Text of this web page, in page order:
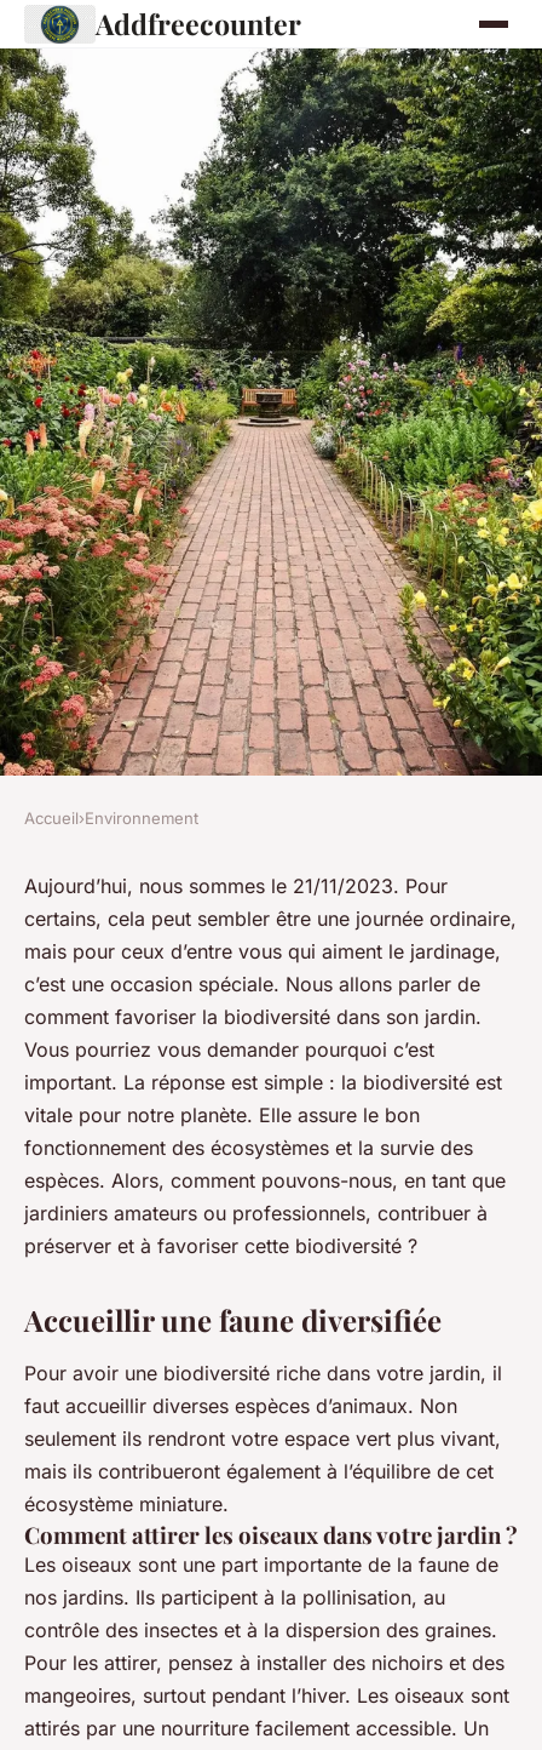
Addfreecounter
Comment favoriser la
biodiversité dans son jardin ?
admin•3 décembre 2023•5 min de lecture
Accueil›Environnement
Aujourd’hui, nous sommes le 21/11/2023. Pour
certains, cela peut sembler être une journée ordinaire,
mais pour ceux d’entre vous qui aiment le jardinage,
c’est une occasion spéciale. Nous allons parler de
comment favoriser la biodiversité dans son jardin.
Vous pourriez vous demander pourquoi c’est
important. La réponse est simple : la biodiversité est
vitale pour notre planète. Elle assure le bon
fonctionnement des écosystèmes et la survie des
espèces. Alors, comment pouvons-nous, en tant que
jardiniers amateurs ou professionnels, contribuer à
préserver et à favoriser cette biodiversité ?
Accueillir une faune diversifiée
Pour avoir une biodiversité riche dans votre jardin, il
faut accueillir diverses espèces d’animaux. Non
seulement ils rendront votre espace vert plus vivant,
mais ils contribueront également à l’équilibre de cet
écosystème miniature.
Comment attirer les oiseaux dans votre jardin ?
Les oiseaux sont une part importante de la faune de
nos jardins. Ils participent à la pollinisation, au
contrôle des insectes et à la dispersion des graines.
Pour les attirer, pensez à installer des nichoirs et des
mangeoires, surtout pendant l’hiver. Les oiseaux sont
attirés par une nourriture facilement accessible. Un